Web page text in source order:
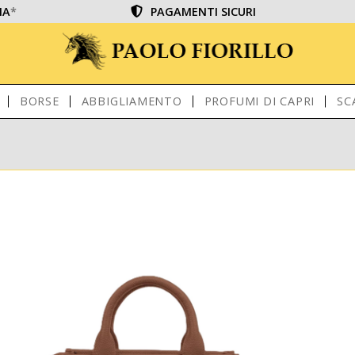
* PAGAMENTI SICURI
BORSE ABBIGLIAMENTO PROFUMI DI CAPRI